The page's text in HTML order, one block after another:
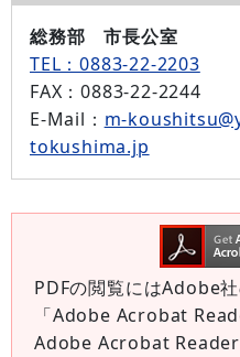
総務部 市長公室
TEL：0883-22-2203
FAX ：0883-22-2244
E-Mail ： m-
tokushima.jp
PDFの閲覧にはAdobe
「Adobe Acrobat
Adobe Acrobat Reader